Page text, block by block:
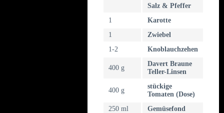
Salz & Pfeffer
1
Karotte
1
Zwiebel
1-2
Knoblauchzehen
400 g
Davert Braune
Teller-Linsen
400 g
stückige
Tomaten (Dose)
250 ml
Gemüsefond